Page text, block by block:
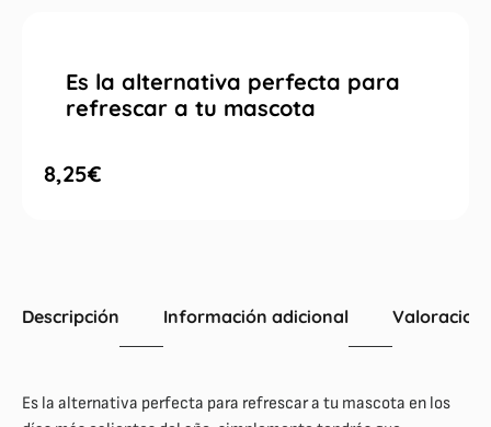
Es la alternativa perfecta para
refrescar a tu mascota
8,25€
Descripción Información adicional
Es la alternativa perfecta para refrescar a tu mascota en los